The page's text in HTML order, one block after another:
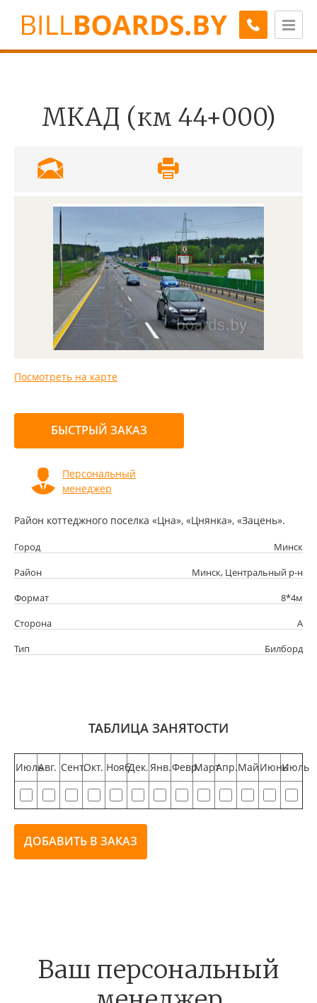
МКАД (км 44+000)
Посмотреть на карте
БЫСТРЫЙ ЗАКАЗ
Персональный
менеджер
Район коттеджного поселка «Цна», «Цнянка», «Зацень».
Город
Минск
Район
Минск, Центральный р-н
Формат
8*4м
Сторона
А
Тип
Билборд
ТАБЛИЦА ЗАНЯТОСТИ
ИюльАвг. Сент.Окт. Нояб.Дек. Янв.Февр.МартАпр.МайИюньИюль
ДОБАВИТЬ В ЗАКАЗ
Ваш персональный